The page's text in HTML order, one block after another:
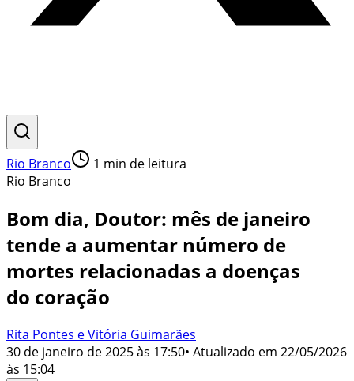
Rio Branco 1 min de leitura
Rio Branco
Bom dia, Doutor: mês de janeiro
tende a aumentar número de
mortes relacionadas a doenças
do coração
Rita Pontes e Vitória Guimarães
30 de janeiro de 2025 às 17:50• Atualizado em 22/05/2026
às 15:04